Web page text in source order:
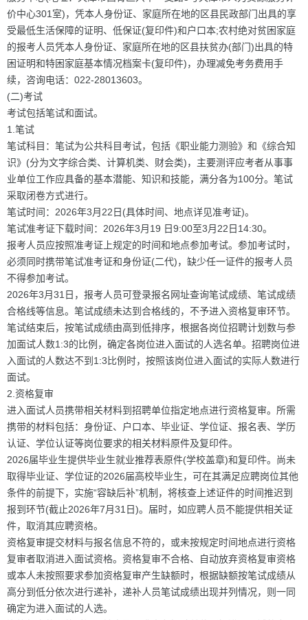
价中心301室)，凭本人身份证、家庭所在地的区县民政部门出具的享
受最低生活保障的证明、低保证(复印件)和户口本;农村绝对贫困家庭
的报考人员凭本人身份证、家庭所在地的区县扶贫办(部门)出具的特
困证明和特困家庭基本情况档案卡(复印件)，办理减免考务费用手
续，咨询电话：022-28013603。
(二)考试
考试包括笔试和面试。
1.笔试
笔试科目：笔试为公共科目考试，包括《职业能力测验》和《综合知
识》(分为文字综合类、计算机类、财会类)，主要测评应考者从事事
业单位工作应具备的基本潜能、知识和技能，满分各为100分。笔试
采取闭卷方式进行。
笔试时间：2026年3月22日(具体时间、地点详见准考证)。
笔试准考证下载时间：2026年3月19 日9:00至3月22日14:30。
报考人员应按照准考证上规定的时间和地点参加考试。参加考试时，
必须同时携带笔试准考证和身份证(二代)，缺少任一证件的报考人员
不得参加考试。
2026年3月31日，报考人员可登录报名网址查询笔试成绩、笔试成绩
合格线等信息。笔试成绩未达到合格线的，不予进入资格复审环节。
笔试结束后，按笔试成绩由高到低排序，根据各岗位招聘计划数与参
加面试人数1:3的比例，确定各岗位进入面试的人选名单。招聘岗位进
入面试的人数达不到1:3比例时，按照该岗位进入面试的实际人数进行
面试。
2.资格复审
进入面试人员携带相关材料到招聘单位指定地点进行资格复审。所需
携带的材料包括：身份证、户口本、毕业证、学位证、报名表、学历
认证、学位认证等岗位要求的相关材料原件及复印件。
2026届毕业生提供毕业生就业推荐表原件(学校盖章)和复印件。尚未
取得毕业证、学位证的2026届高校毕业生，可在其满足应聘岗位其他
条件的前提下，实施“容缺后补”机制，将核查上述证件的时间推迟到
报到环节(截止2026年7月31日)。届时，如应聘人员不能提供相关证
件，取消其应聘资格。
资格复审提交材料与报名信息不符的，或未按规定时间地点进行资格
复审者取消进入面试资格。资格复审不合格、自动放弃资格复审资格
或本人未按照要求参加资格复审产生缺额时，根据缺额按笔试成绩从
高分到低分依次进行递补，递补人员笔试成绩出现并列情况，则一同
确定为进入面试的人选。